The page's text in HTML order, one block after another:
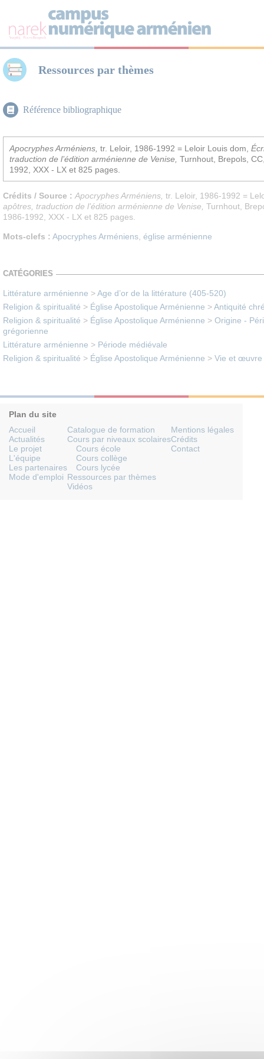
Ressources par thèmes
Référence bibliographique
Apocryphes Arméniens tr. Leloir, 1986-1992 = Leloir Louis dom,
traduction de l’édition arménienne de Venise, Turnhout, Brepols,
1992, XXX - LX et 825 pages.
Crédits / Source : Apocryphes Arméniens tr. Leloir, 1986-1992 =
apôtres, traduction de l’édition arménienne de Venise, Turnhout,
1986-1992, XXX - LX et 825 pages.
Mots-clefs : Apocryphes Arméniens église arménienne
CATÉGORIES
Littérature arménienne >Age d’or de la littérature (405-520)
Religion & spiritualité > Église Apostolique Arménienne >Antiquité
Religion & spiritualité > Église Apostolique Arménienne > Origine -
grégorienne
Littérature arménienne > Période médiévale
Religion & spiritualité > Église Apostolique Arménienne > Vie et œuvre
Plan du site
Accueil
Actualités
Le projet
L'équipe
Les partenaires
Mode d'emploi
Catalogue de formation
Cours par niveaux scolaires
Cours école
Cours collège
Cours lycée
Ressources par thèmes
Vidéos
Mentions légales
Crédits
Contact